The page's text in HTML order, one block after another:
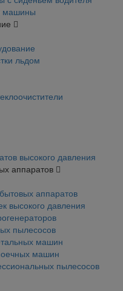
машины
льдом
высокого давления
аппаратов
аппаратов
высокого давления
пылесосов
машин
машин
пылесосов